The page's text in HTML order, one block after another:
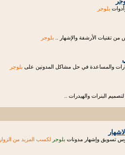
بلوجر
تقنيات الأرشفة والإشهار .. بلوجر
والمساعدة في حل مشاكل المدونين على بلوجر
البنرات والهيدرات ..
تسويق وإشهار مدونات بلوجر لكسب المزيد من الزوار